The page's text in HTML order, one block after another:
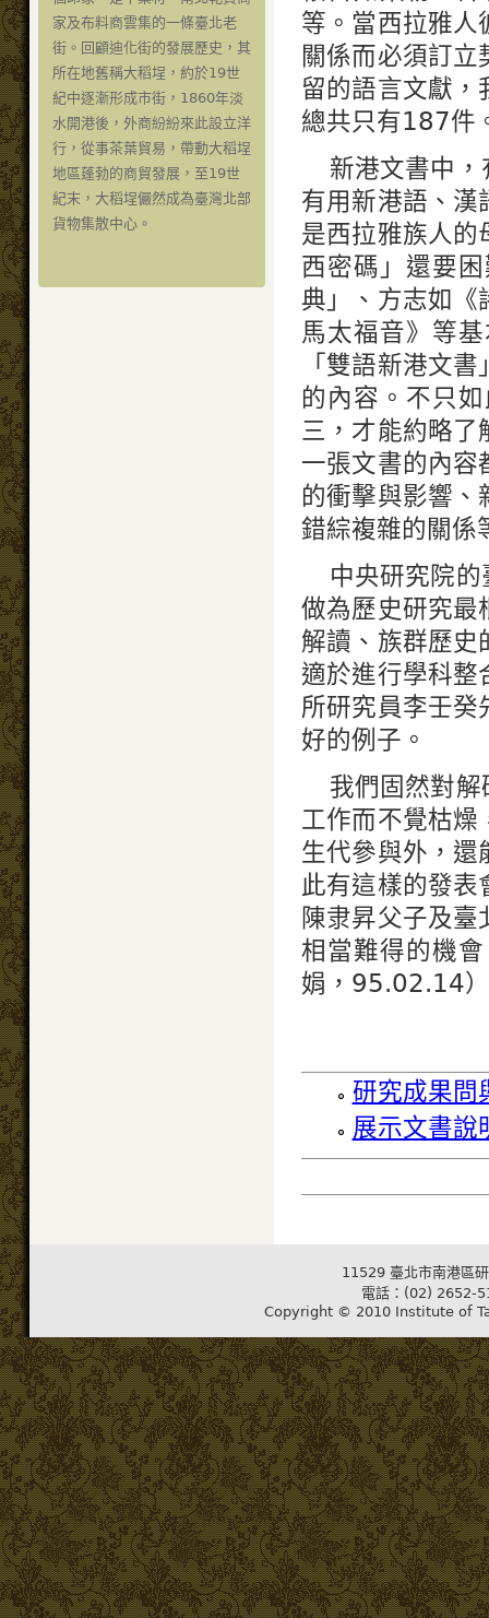
家及布料商雲集的一條臺北老
街。回顧迪化街的發展歷史，其
所在地舊稱大稻埕，約於19世
紀中逐漸形成市街，1860年淡
水開港後，外商紛紛來此設立洋
行，從事茶葉貿易，帶動大稻埕
地區蓬勃的商貿發展，至19世
紀末，大稻埕儼然成為臺灣北部
貨物集散中心。
等。當西拉雅人
關係而必須訂
留的語言文獻
總共只有187件
新港文書中
有用新港語、漢
是西拉雅族人的
西密碼」還要
典」、方志如《
馬太福音》等
「雙語新港文
的內容。不只
三，才能約略
一張文書的內容
的衝擊與影響
錯綜複雜的關係
中央研究院
做為歷史研究最
解讀、族群歷史
適於進行學科整
所研究員李壬癸
好的例子。
我們固然對
工作而不覺枯
生代參與外，還
此有這樣的發
陳隶昇父子及
相當難得的機
娟，95.02.14）
研究成果問
展示文書說
11529 臺北市南港區
電話：(02) 2652-
Copyright © 2010 Institute of